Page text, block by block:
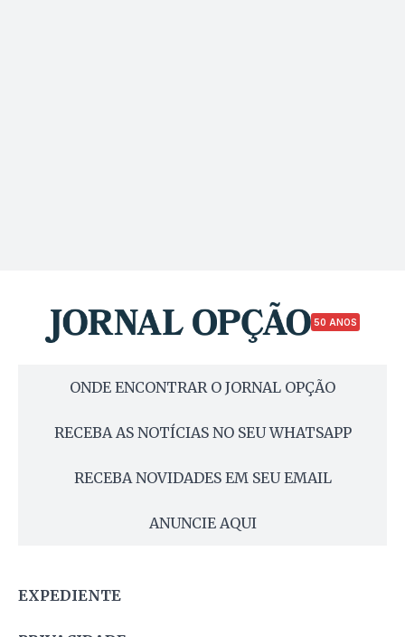
50 ANOS
ONDE ENCONTRAR O JORNAL OPÇÃO
RECEBA AS NOTÍCIAS NO SEU WHATSAPP
RECEBA NOVIDADES EM SEU EMAIL
ANUNCIE AQUI
EXPEDIENTE